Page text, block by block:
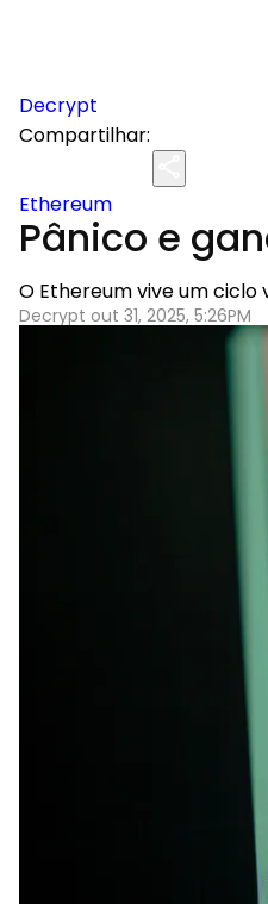
Decrypt
Compartilhar:
Ethereum
Pânico e
O Ethereum vive um
Decrypt out 31, 2025, 5:26PM